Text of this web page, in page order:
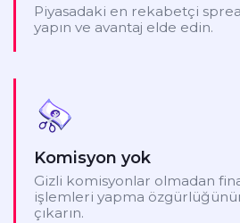
Piyasadaki en rekabetçi
yapın ve avantaj elde edin.
Komisyon yok
Gizli komisyonlar olmadan
işlemleri yapma
çıkarın.